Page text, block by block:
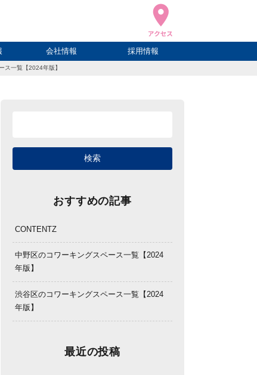
会社情報
会社概要
アクセス
採用情報
ス一覧【2024年版】
おすすめの記事
CONTENTZ
中野区のコワーキングスペース一覧【2024
年版】
渋谷区のコワーキングスペース一覧【2024
年版】
最近の投稿